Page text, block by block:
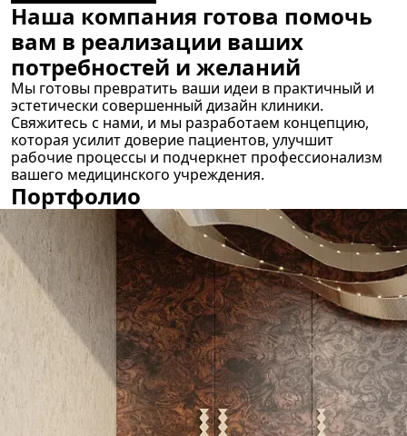
Наша компания готова помочь
вам в реализации ваших
потребностей и желаний
Мы готовы превратить ваши идеи в практичный и
эстетически совершенный дизайн клиники.
Свяжитесь с нами, и мы разработаем концепцию,
которая усилит доверие пациентов, улучшит
рабочие процессы и подчеркнет профессионализм
вашего медицинского учреждения.
Портфолио